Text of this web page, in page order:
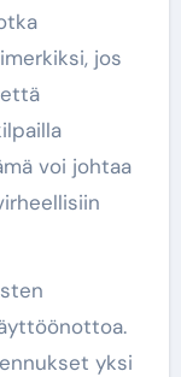
jos
voi johtaa
yksi